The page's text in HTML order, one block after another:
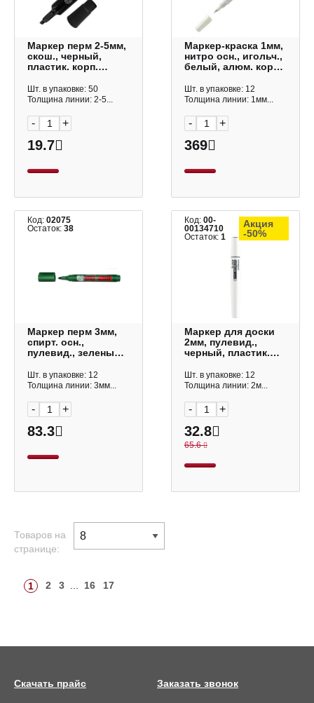
Маркер перм 2-5мм,
скош., черный,
пластик. корп.
Costo
Шт. в упаковке: 50
Толщина линии: 2-5...
- +
19.7
Маркер-краска 1мм,
нитро осн., игольч.,
белый, алюм. корп.
Marker" EFPM-05
MunHwa
Шт. в упаковке: 12
Толщина линии: 1мм...
- +
369
Код: 02075
Остаток: 38
Маркер перм 3мм,
спирт. осн.,
пулевид., зеленый,
"Multi marker"
СРМ-800 Crown
Шт. в упаковке: 12
Толщина линии: 3мм...
- +
83.3
Код:00-
00134710
Остаток:1
Акция
-50%
Маркер для доски
2мм, пулевид.,
черный, пластик.
KR972551 Keyroad
Шт. в упаковке: 12
Толщина линии: 2м...
- +
32.8
65.6
Товаров на
странице:
1 2 3 16 17
Заказать звонок
Скачать прайс